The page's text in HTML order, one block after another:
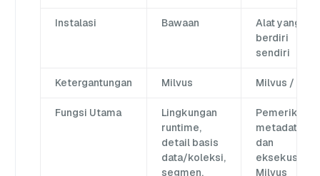
Instalasi Bawaan
Alat yang
berdiri
sendiri
Ketergantungan Milvus Milvus / etcd
Fungsi Utama
Lingkungan
runtime,
detail basis
data/koleksi,
segmen,
Pemeriksaan
metadata
dan
eksekusi API
Milvus